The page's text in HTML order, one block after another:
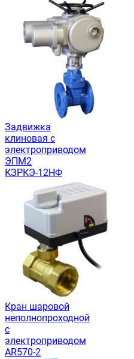
Задвижка
клиновая c
электроприводом
ЭПМ2
КЗРКЭ-12НФ
Кран шаровой
неполнопроходной
с
электроприводом
AR570-2